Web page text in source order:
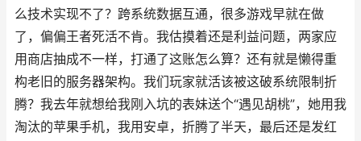
么技术实现不了？跨系统数据互通，很多游戏早就在做
了，偏偏王者死活不肯。我估摸着还是利益问题，两家应
用商店抽成不一样，打通了这账怎么算？还有就是懒得重
构老旧的服务器架构。我们玩家就活该被这破系统限制折
腾？我去年就想给我刚入坑的表妹送个“遇见胡桃”，她用我
淘汰的苹果手机，我用安卓，折腾了半天，最后还是发红